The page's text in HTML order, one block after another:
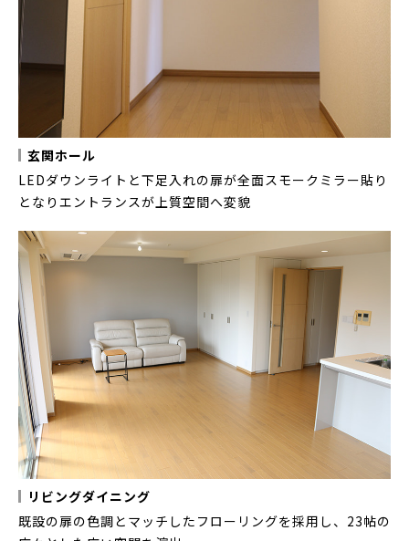
玄関ホール
LEDダウンライトと下足入れの扉が全面スモークミラー貼り
となりエントランスが上質空間へ変貌
リビングダイニング
既設の扉の色調とマッチしたフローリングを採用し、23帖の